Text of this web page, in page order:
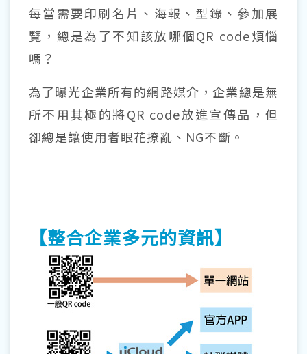
每當需要印刷名片、海報、型錄、參加展
覽，總是為了不知該放哪個QR code煩惱
嗎？
為了曝光企業所有的網路媒介，企業總是無
所不用其極的將QR code放進宣傳品，但
卻總是讓使用者眼花撩亂、NG不斷。
【整合企業多元的資訊】